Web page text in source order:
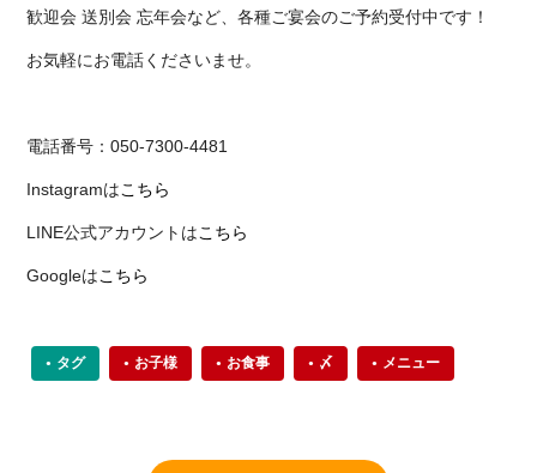
歓迎会 送別会 忘年会など、各種ご宴会のご予約受付中です！
お気軽にお電話くださいませ。
電話番号：050-7300-4481
Instagramはこちら
LINE公式アカウントはこちら
Googleはこちら
タグ お子様 お食事 〆 メニュー